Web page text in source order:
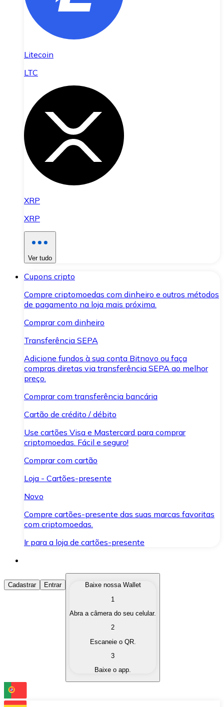
Litecoin
LTC
XRP
XRP
Ver tudo
Cupons cripto
Compre criptomoedas com dinheiro e outros métodos
de pagamento na loja mais próxima.
Comprar com dinheiro
Transferência SEPA
Adicione fundos à sua conta Bitnovo ou faça
compras diretas via transferência SEPA ao melhor
preço.
Comprar com transferência bancária
Cartão de crédito / débito
Use cartões Visa e Mastercard para comprar
criptomoedas. Fácil e seguro!
Comprar com cartão
Loja - Cartões-presente
Novo
Compre cartões-presente das suas marcas favoritas
com criptomoedas.
Ir para a loja de cartões-presente
Comprar Criptomoedas
Compre as criptomoedas de seu interesse de forma
Converta suas criptomoedas em moeda fiduciária
Troque uma criptomoeda por outra
Cadastrar Entrar
Baixe nossa Wallet
1
Abra a câmera do seu celular.
2
Escaneie o QR.
3
Baixe o app.